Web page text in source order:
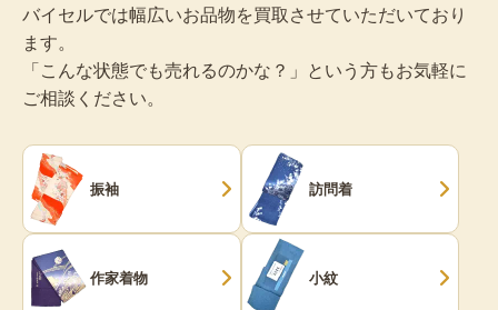
バイセルでは幅広いお品物を買取させていただいており
ます。
「こんな状態でも売れるのかな？」という方もお気軽に
ご相談ください。
振袖 訪問着
作家着物 小紋